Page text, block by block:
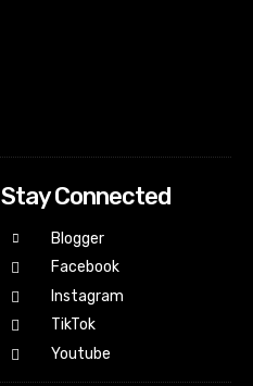
Stay Connected
Blogger
Facebook
Instagram
TikTok
Youtube